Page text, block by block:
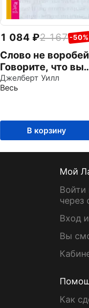
1 084 2 167 -50%
Слово не
Говорите, что вы
имеете в виду,
укрепляйте
Джелберт Уилл
Весь
В корзину
Мой
Войти
через
Вход
Вы
Как